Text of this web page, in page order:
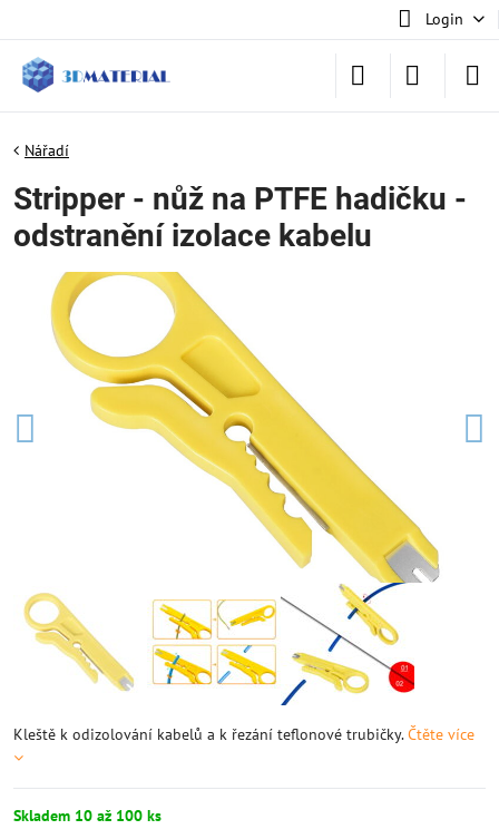
Login
Nářadí
Stripper - nůž na PTFE hadičku -
odstranění izolace kabelu
Kleště k odizolování kabelů a k řezání teflonové trubičky.Čtěte více
Skladem 10 až 100 ks